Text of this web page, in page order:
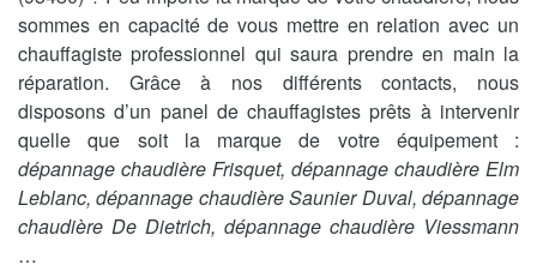
sommes en capacité de vous mettre en relation avec un
chauffagiste professionnel qui saura prendre en main la
réparation. Grâce à nos différents contacts, nous
disposons d’un panel de chauffagistes prêts à intervenir
quelle que soit la marque de votre équipement :
dépannage chaudière Frisquet, dépannage chaudière Elm
Leblanc, dépannage chaudière Saunier Duval, dépannage
chaudière De Dietrich, dépannage chaudière Viessmann
…